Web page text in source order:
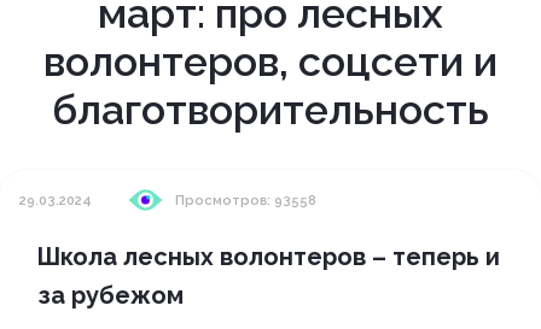
март: про лесных
волонтеров, соцсети и
благотворительность
29.03.2024 Просмотров: 93558
Школа лесных волонтеров – теперь и
за рубежом